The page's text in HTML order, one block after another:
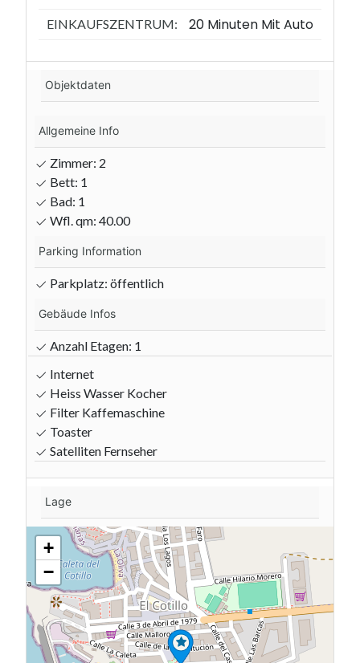
EINKAUFSZENTRUM: 20 Minuten Mit Auto
Objektdaten
Allgemeine Info
Zimmer: 2
Bett: 1
Bad: 1
Wfl. qm: 40.00
Parking Information
Parkplatz: öffentlich
Gebäude Infos
Anzahl Etagen: 1
Internet
Heiss Wasser Kocher
Filter Kaffemaschine
Toaster
Satelliten Fernseher
Lage
+
−